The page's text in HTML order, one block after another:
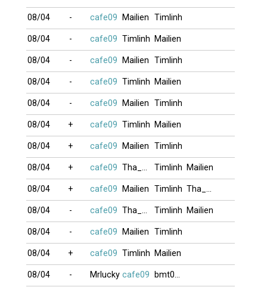
08/04 - cafe09 Mailien Timlinh
08/04 - cafe09 Timlinh Mailien
08/04 - cafe09 Mailien Timlinh
08/04 - cafe09 Timlinh Mailien
08/04 - cafe09 Mailien Timlinh
08/04 + cafe09 Timlinh Mailien
08/04 + cafe09 Mailien Timlinh
08/04 + cafe09 Tha_Bom Timlinh Mailien
08/04 + cafe09 Mailien Timlinh Tha_Bom
08/04 - cafe09 Tha_Bom Timlinh Mailien
08/04 - cafe09 Mailien Timlinh
08/04 + cafe09 Timlinh Mailien
08/04 - Mrlucky cafe09 bmt0007